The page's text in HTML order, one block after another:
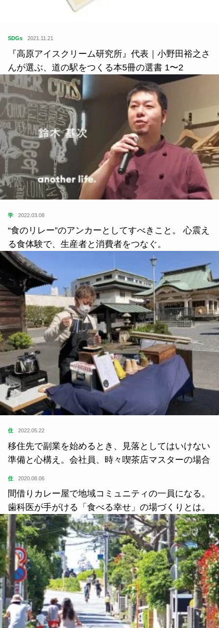
SDGs 2021.11.21
『高原アイスクリーム研究所』代表｜小野田裕之さ
んが選ぶ、道の駅をつくる本5冊の選書 1〜2
学 2022.03.08
“食のリレー”のアンカーとしてすべきこと。 心震え
る食体験で、生産者と消費者をつなぐ。
住 2022.05.22
移住先で副業を始めるとき、見落としてはいけない
準備と心構え。会社員、時々喫茶店マスターの場合
住 2020.08.06
間借りカレー屋で地域コミュニティの一員になる。
歯科医が手がける「食べる幸せ」の場づくりとは。